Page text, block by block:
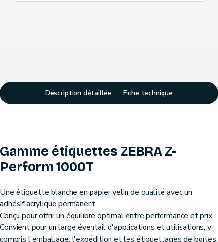
Description détaillée Fiche technique
Gamme étiquettes ZEBRA Z-
Perform 1000T
Une étiquette blanche en papier velin de qualité avec un
adhésif acrylique permanent.
Conçu pour offrir un équilibre optimal entre performance et prix.
Convient pour un large éventail d'applications et utilisations, y
compris l'emballage, l'expédition et les étiquettages de boîtes.